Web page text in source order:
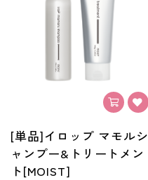
[単品]イロップ マモルシ
ャンプー&トリートメン
ト[MOIST]